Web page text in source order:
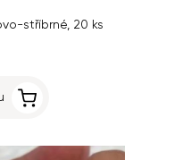
stříbrné, 20 ks